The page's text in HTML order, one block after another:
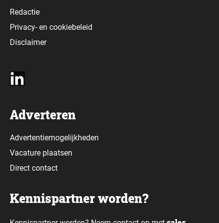
Redactie
Privacy-en cookiebeleid
Disclaimer
Adverteren
Advertentiemogelijkheden
Vacature plaatsen
Direct contact
Kennispartner worden?